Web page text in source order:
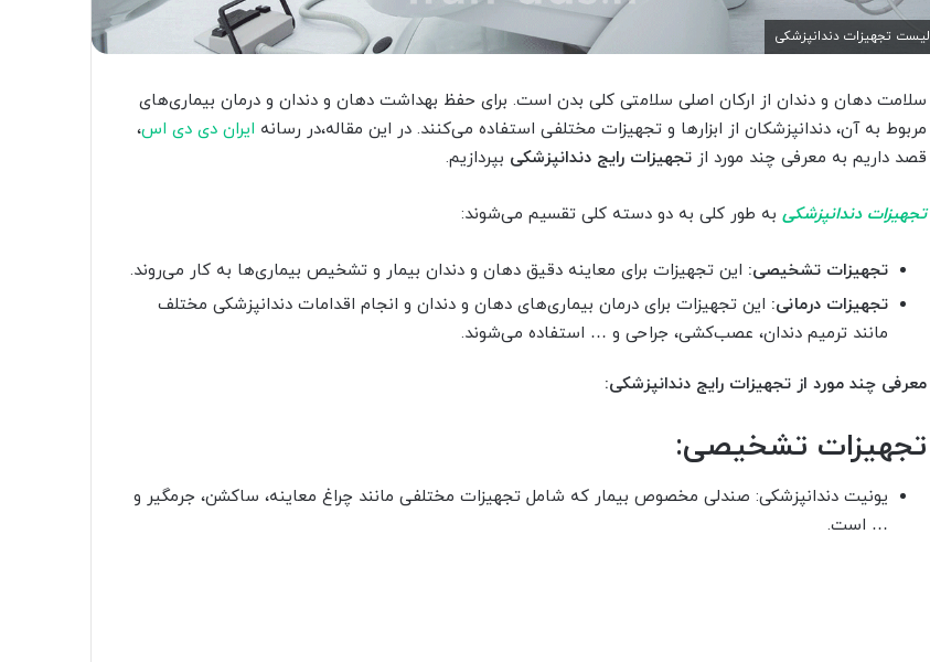
لیست تجهیزات دندانپزشکی
سلامت دهان و دندان از ارکان اصلی سلامتی کلی بدن است. برای حفظ بهداشت دهان و دندان و درمان بیماری‌های
مربوط به آن، دندانپزشکان از ابزارها و تجهیزات مختلفی استفاده می‌کنند. در این مقاله،در رسانه ایران دی دی اس،
قصد داریم به معرفی چند مورد ازتجهیزات رایج دندانپزشکی بپردازیم.
تجهیزات دندانپزشکی به طور کلی به دو دسته کلی تقسیم می‌شوند:
تجهیزات تشخیصی: این تجهیزات برای معاینه دقیق دهان و دندان بیمار و تشخیص بیماری‌ها به کار می‌روند.
تجهیزات درمانی: این تجهیزات برای درمان بیماری‌های دهان و دندان و انجام اقدامات دندانپزشکی مختلف
مانند ترمیم دندان، عصب‌کشی، جراحی و … استفاده می‌شوند.
معرفی چند مورد از تجهیزات رایج دندانپزشکی:
تجهیزات تشخیصی:
یونیت دندانپزشکی: صندلی مخصوص بیمار که شامل تجهیزات مختلفی مانند چراغ معاینه، ساکشن، جرمگیر و
… است.